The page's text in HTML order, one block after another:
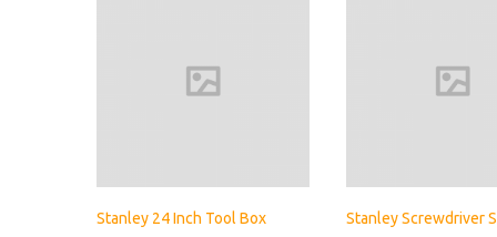
Stanley 24 Inch Tool Box Stanley Screwdriver